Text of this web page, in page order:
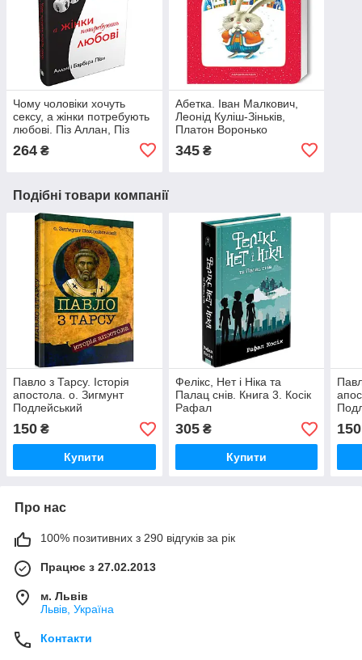
Чому чоловіки хочуть
сексу, а жінки потребують
любові. Піз Аллан, Піз
264 ₴
Абетка. Іван Малкович,
Леонід Куліш-Зіньків,
Платон Воронько
345₴
Подібні товари компанії
Павло з Тарсу. Історія
апостола. о. Зигмунт
Подлейський
150 ₴
Купити
Фелікс, Нет і Ніка та
Палац снів. Книга 3. Косік
Рафал
305₴
Купити
150
Про нас
100% позитивних з 290 відгуків за рік
Працює з 27.02.2013
м. Львів
Львів, Україна
Контакти